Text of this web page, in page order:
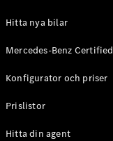
A-Klass
Hitta nya bilar
Mercedes-Benz Certified
Konfigurator och priser
Prislistor
Hitta din agent